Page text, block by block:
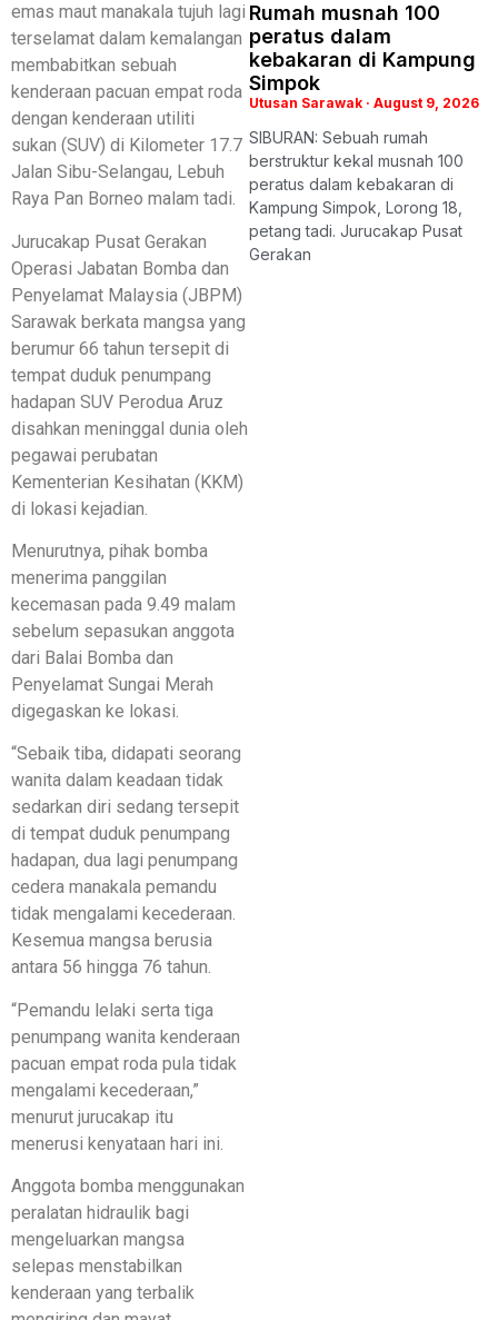
emas maut manakala tujuh lagi
terselamat dalam kemalangan
membabitkan sebuah
kenderaan pacuan empat roda
dengan kenderaan utiliti
sukan (SUV) di Kilometer 17.7
Jalan Sibu-Selangau, Lebuh
Raya Pan Borneo malam tadi.
Jurucakap Pusat Gerakan
Operasi Jabatan Bomba dan
Penyelamat Malaysia (JBPM)
Sarawak berkata mangsa yang
berumur 66 tahun tersepit di
tempat duduk penumpang
hadapan SUV Perodua Aruz
disahkan meninggal dunia oleh
pegawai perubatan
Kementerian Kesihatan (KKM)
di lokasi kejadian.
Menurutnya, pihak bomba
menerima panggilan
kecemasan pada 9.49 malam
sebelum sepasukan anggota
dari Balai Bomba dan
Penyelamat Sungai Merah
digegaskan ke lokasi.
“Sebaik tiba, didapati seorang
wanita dalam keadaan tidak
sedarkan diri sedang tersepit
di tempat duduk penumpang
hadapan, dua lagi penumpang
cedera manakala pemandu
tidak mengalami kecederaan.
Kesemua mangsa berusia
antara 56 hingga 76 tahun.
“Pemandu lelaki serta tiga
penumpang wanita kenderaan
pacuan empat roda pula tidak
mengalami kecederaan,”
menurut jurucakap itu
menerusi kenyataan hari ini.
Anggota bomba menggunakan
peralatan hidraulik bagi
mengeluarkan mangsa
selepas menstabilkan
kenderaan yang terbalik
Rumah musnah 100
peratus dalam
kebakaran di Kampung
Simpok
Utusan Sarawak August 9, 2026
SIBURAN: Sebuah rumah
berstruktur kekal musnah 100
peratus dalam kebakaran di
Kampung Simpok, Lorong 18,
petang tadi. Jurucakap Pusat
Gerakan